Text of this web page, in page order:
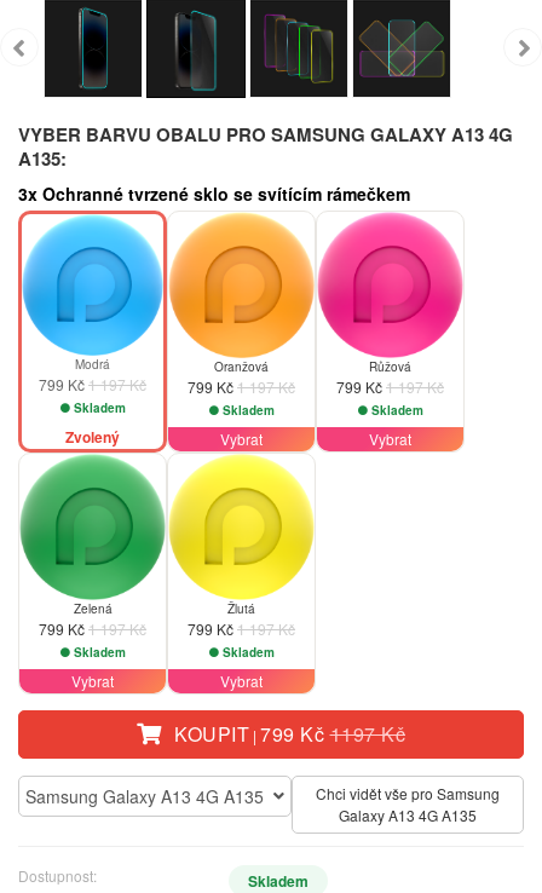
VYBER BARVU OBALU PRO SAMSUNG GALAXY A13 4G
A135:
3x Ochranné tvrzené sklo se svítícím rámečkem
-33%
Modrá
799 Kč1 197 Kč
Skladem
Zvolený
-33%
Oranžová
799 Kč1 197 Kč
Skladem
Vybrat
-33%
Růžová
799 Kč1 197 Kč
Skladem
Vybrat
-33%
Zelená
799 Kč1 197 Kč
Skladem
Vybrat
-33%
Žlutá
799 Kč1 197 Kč
Skladem
Vybrat
KOUPIT | 799 Kč1197 Kč
Samsung Galaxy A13 4G A135
Chci vidět vše pro Samsung
Galaxy A13 4G A135
Dostupnost: Skladem